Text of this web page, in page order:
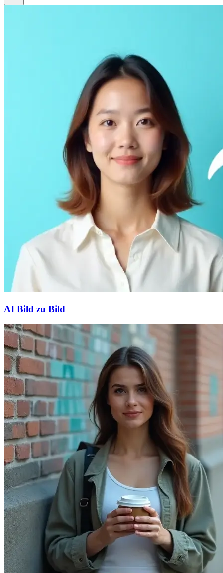
AI Bild zu Bild